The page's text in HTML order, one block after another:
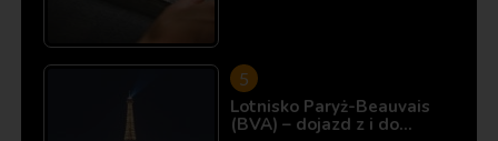
Lotnisko Paryż-Beauvais
(BVA) – dojazd z i do…